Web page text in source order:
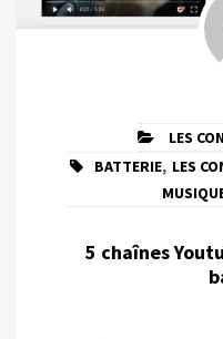
LES
BATTERIE, LES
5 chaînes